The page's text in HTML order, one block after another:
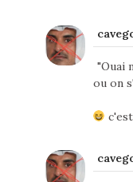
"Ouai
ou on